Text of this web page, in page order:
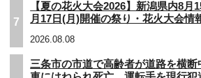
7
【夏の花火大会2026】新潟県内8月
月17日(月)開催の祭り・花火大会情
2026.08.08
三条市の市道で高齢者が道路を横断